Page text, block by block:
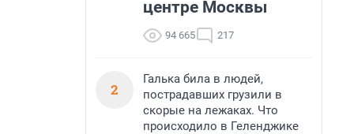
центре Москвы
94 665 217
2
Галька била в людей,
пострадавших грузили в
скорые на лежаках. Что
происходило в Геленджике